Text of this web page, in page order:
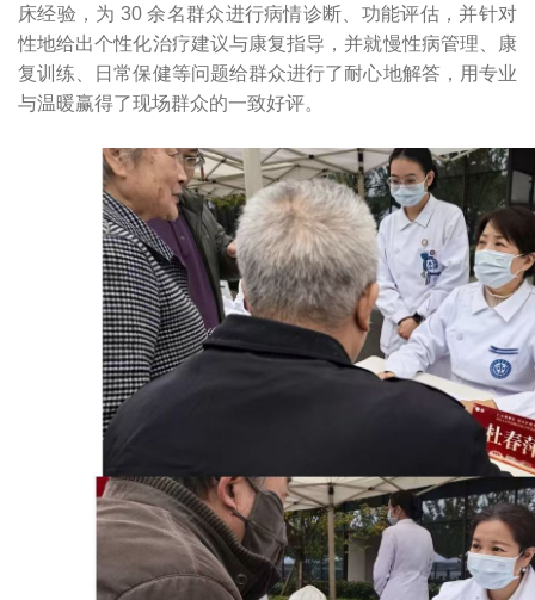
床经验，为 30 余名群众进行病情诊断、功能评估，并针对
性地给出个性化治疗建议与康复指导，并就慢性病管理、康
复训练、日常保健等问题给群众进行了耐心地解答，用专业
与温暖赢得了现场群众的一致好评。